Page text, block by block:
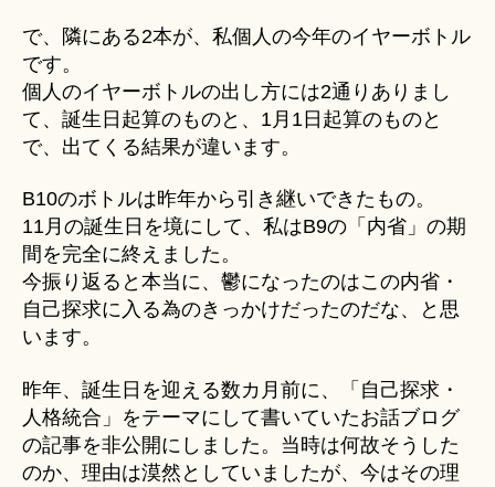
で、隣にある2本が、私個人の今年のイヤーボトル
です。
個人のイヤーボトルの出し方には2通りありまし
て、誕生日起算のものと、1月1日起算のものと
で、出てくる結果が違います。
B10のボトルは昨年から引き継いできたもの。
11月の誕生日を境にして、私はB9の「内省」の期
間を完全に終えました。
今振り返ると本当に、鬱になったのはこの内省・
自己探求に入る為のきっかけだったのだな、と思
います。
昨年、誕生日を迎える数カ月前に、「自己探求・
人格統合」をテーマにして書いていたお話ブログ
の記事を非公開にしました。当時は何故そうした
のか、理由は漠然としていましたが、今はその理